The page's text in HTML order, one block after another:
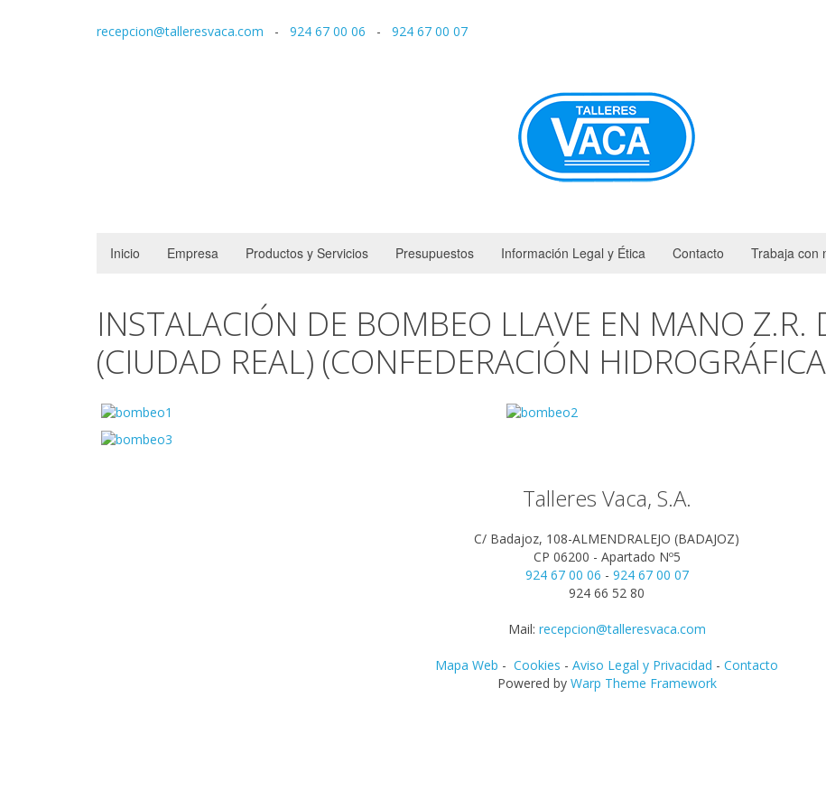
recepcion@talleresvaca.com - 924 67 00 06 - 924 67 00 07
Inicio Empresa Productos y Servicios Presupuestos Información Legal y Ética Contacto Trabaja con
INSTALACIÓN DE BOMBEO LLAVE EN MANO Z.R.
(CIUDAD REAL) (CONFEDERACIÓN
Talleres Vaca, S.A.
C/ Badajoz, 108-ALMENDRALEJO (BADAJOZ)
CP 06200 - Apartado Nº5
924 67 00 06 - 924 67 00 07
924 66 52 80
Mail: recepcion@talleresvaca.com
Mapa Web - Cookies - Aviso Legal y Privacidad - Contacto
Powered by Warp Theme Framework